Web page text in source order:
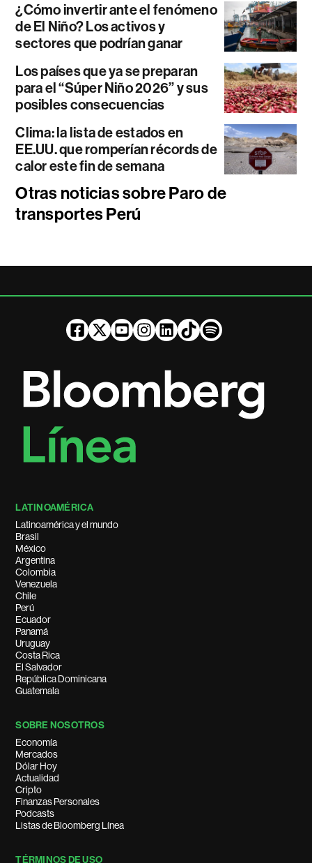
¿Cómo invertir ante el fenómeno
de El Niño? Los activos y
sectores que podrían ganar
Los países que ya se preparan
para el “Súper Niño 2026” y sus
posibles consecuencias
Clima: la lista de estados en
EE.UU. que romperían récords de
calor este fin de semana
Otras noticias sobre Paro de
transportes Perú
LATINOAMÉRICA
Latinoamérica y el mundo
Brasil
México
Argentina
Colombia
Venezuela
Chile
Perú
Ecuador
Panamá
Uruguay
Costa Rica
El Salvador
República Dominicana
Guatemala
SOBRE NOSOTROS
Economía
Mercados
Dólar Hoy
Actualidad
Cripto
Finanzas Personales
Podcasts
Listas de Bloomberg Línea
TÉRMINOS DE USO